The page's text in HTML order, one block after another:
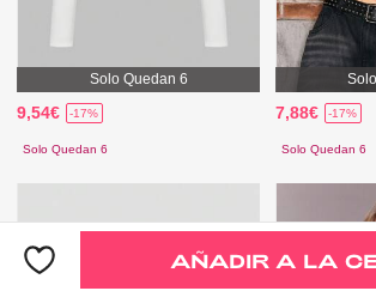
Solo Quedan 6
9,54€ -17%
Solo Quedan 6
7,88€ -17%
Solo Quedan 6
AÑADIR A LA